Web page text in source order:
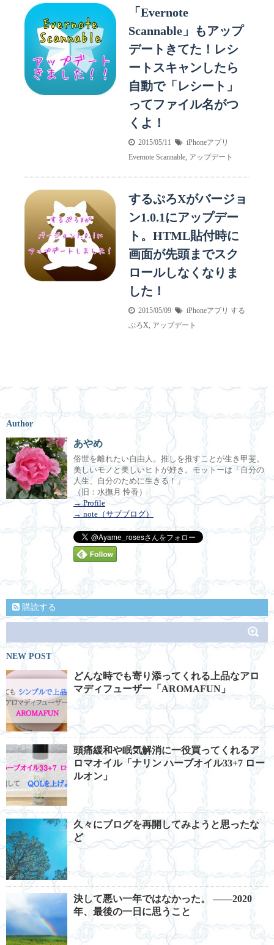
「Evernote
Scannable」もアップ
デートきてた！レシ
ートスキャンしたら
自動で「レシート」
ってファイル名がつ
くよ！
2015/05/11
iPhoneアプリ
Evernote Scannable, アップデート
するぷろXがバージョ
ン1.0.1にアップデー
ト。HTML貼付時に
画面が先頭までスク
ロールしなくなりま
した！
2015/05/09 iPhoneアプリ する
ぷろX, アップデート
Author
あやめ
俗世を離れたい自由人。推しを推すことが生き甲斐。
美しいモノと美しいヒトが好き。モットーは「自分の
人生、自分のために生きる！」
（旧：水撫月 怜香）
→ Profile
→ note（サブブログ）
購読する
NEW POST
どんな時でも寄り添ってくれる上品なアロ
マディフューザー「AROMAFUN」
頭痛緩和や眠気解消に一役買ってくれるア
ロマオイル「ナリン ハーブオイル33+7 ロー
ルオン」
久々にブログを再開してみようと思ったな
ど
決して悪い一年ではなかった。 ――2020
年、最後の一日に思うこと